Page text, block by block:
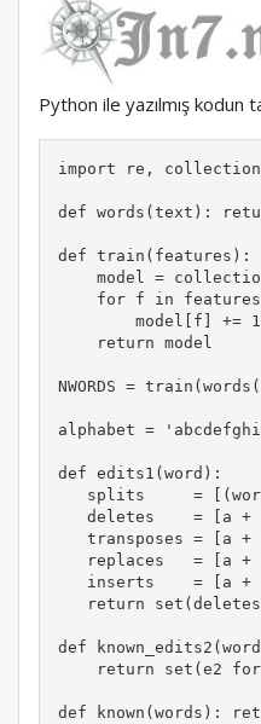
Python ile yazılmış kodun
import re,
def words(text):
def train(features):
model =
for f in
        model[f] += 1
    return model
NWORDS =
alphabet =
def edits1(word):
splits     =
deletes    = [a +
transposes = [a +
replaces   = [a +
inserts    = [a +
return
def
return set(e2
def known(words):